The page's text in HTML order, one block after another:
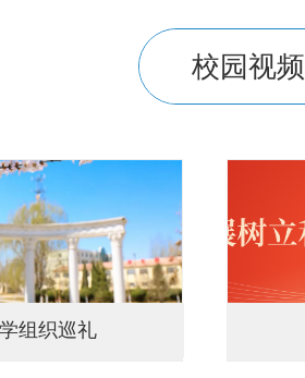
校园视频
育